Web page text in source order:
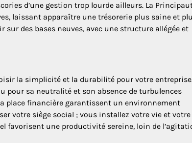
d’une gestion trop lourde ailleurs. La
laissant apparaître une trésorerie plus saine et
des bases neuves, avec une structure allégée et
la simplicité et la durabilité pour votre
pour sa neutralité et son absence de turbulences
place financière garantissent un environnement
votre siège social ; vous installez votre vie et votre
favorisent une productivité sereine, loin de